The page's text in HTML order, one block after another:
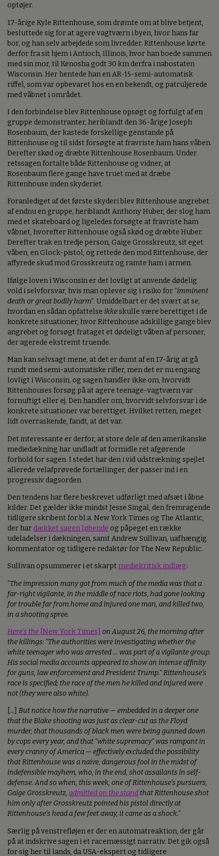
optøjer.
17-årige Kyle Rittenhouse, som drømte om at blive betjent,
besluttede sig for at agere vagtværn i byen, hvor hans far
bor, og han selv arbejdede som livredder. Rittenhouse kørte
derfor fra sit hjem i Antioch, Illinois, hvor han boede sammen
med sin mor, til Kenosha godt 30 km derfra i nabostaten
Wisconsin. Her hentede han en AR-15-semi-automatisk
riffel, som var opbevaret hos en en bekendt, og patruljerede
med våbnet i området.
I den forbindelse blev Rittenhouse opsøgt og forfulgt af en
gruppe demonstranter, heriblandt den 36-årige Joseph
Rosenbaum, der kastede forskellige genstande på
Rittenhouse og til sidst forsøgte at fravriste ham hans våben.
Derefter skød og dræbte Rittenhouse Rosenbaum. Under
retssagen fortalte både Rittenhouse og vidner, at
Rosenbaum flere gange have truet med at dræbe
Rittenhouse inden skyderiet.
Foranlediget af det første skyderi blev Rittenhouse angrebet
af endnu en gruppe, heriblandt Anthony Huber, der slog ham
med et skateboard og ligeledes forsøgte at fravriste ham
våbnet, hvorefter Rittenhouse også skød og dræbte Huber.
Derefter trak en tredje person, Gaige Grosskreutz, sit eget
våben, en Glock-pistol, og rettede den mod Rittenhouse, der
affyrede skud mod Grosskreutz og ramte ham i armen.
Ifølge loven i Wisconsin er det lovligt at anvende dødelig
vold i selvforsvar, hvis man oplever sig i risiko for “imminent
death or great bodily harm”. Umiddelbart er det svært at se,
hvordan en sådan opfattelse ikke skulle være berettiget i de
konkrete situationer, hvor Rittenhouse adskillige gange blev
angrebet og forsøgt frataget et dødeligt våben af personer,
der agerede ekstremt truende.
Man kan selvsagt mene, at det er dumt af en 17-årig at gå
rundt med semi-automatiske rifler, men det er nu engang
lovligt i Wisconsin, og sagen handler ikke om, hvorvidt
Rittenhouses forsøg på at agere teenage-vagtværn var
fornuftigt eller ej. Den handler om, hvorvidt selvforsvar i de
konkrete situationer var berettiget. Hvilket retten, meget
lidt overraskende, fandt, at det var.
Det interessante er derfor, at store dele af den amerikanske
mediedækning har undladt at formidle ret afgørende
forhold for sagen. I stedet har den i vid udstrækning spejlet
allerede velafprøvede fortællinger, der passer ind i en
progressiv dagsorden.
Den tendens har flere beskrevet udførligt med afsæt i åbne
kilder. Det gælder ikke mindst Jesse Singal, den fremragende
tidligere skribent for bl.a. New York Times og The Atlantic,
der har dækket sagen løbende og påpeget en række
udeladelser i dækningen, samt Andrew Sullivan, uafhængig
kommentator og tidligere redaktør for The New Republic.
Sullivan opsummerer i et skarpt mediekritisk indlæg:
“The impression many got from much of the media was that a
far-right vigilante, in the middle of race riots, had gone looking
for trouble far from home and injured one man, and killed two,
in a shooting spree.
Here’s the [New York Times] on August 26, the morning after
the killings: “The authorities were investigating whether the
white teenager who was arrested … was part of a vigilante group.
His social media accounts appeared to show an intense affinity
for guns, law enforcement and President Trump.” Rittenhouse’s
race is specified; the race of the men he killed and injured were
not (they were also white).
[...] But notice how the narrative — embedded in a deeper one
that the Blake shooting was just as clear-cut as the Floyd
murder, that thousands of black men were being gunned down
by cops every year, and that “white supremacy” was rampant in
every cranny of America — effectively excluded the possibility
that Rittenhouse was a naive, dangerous fool in the midst of
indefensible mayhem, who, in the end, shot assailants in self-
defense. And so when, this week, one of Rittenhouse’s pursuers,
Gaige Grosskreutz, admitted on the stand that Rittenhouse shot
him only after Grosskreutz pointed his pistol directly at
Rittenhouse’s head a few feet away, it came as a shock.”
Særlig på venstrefløjen er der en automatreaktion, der går
på at indskrive sagen i et racemæssigt narrativ. Det gik også
for sig her til lands, da USA-ekspert og tidligere